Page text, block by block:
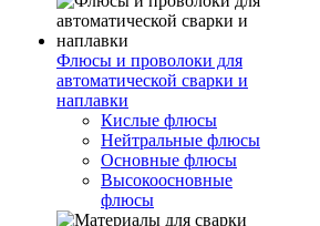
Флюсы и проволоки для
автоматической сварки и
наплавки
Кислые флюсы
Нейтральные флюсы
Основные флюсы
Высокоосновные
флюсы